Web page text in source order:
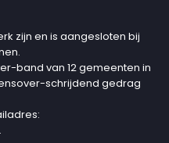
zijn en is aangesloten bij
band van 12 gemeenten in
schrijdend gedrag
.